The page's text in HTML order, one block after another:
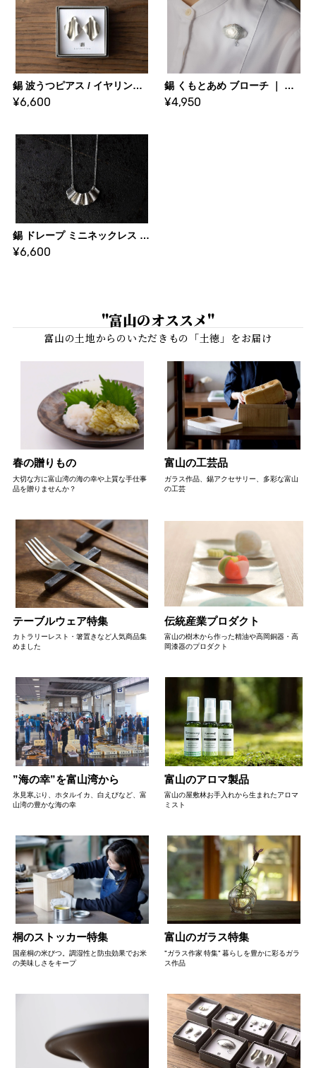
錫 波うつピアス / イヤリング ｜ 大寺幸八郎商店・KOHACHIRO 博選堂
¥6,600
錫 くもとあめ ブローチ ｜ 大寺幸八郎商店・KOHACHIRO 博選堂
¥4,950
錫 ドレープ ミニネックレス ｜ 大寺幸八郎商店・KOHACHIRO 博選堂
¥6,600
"富山のオススメ"
春の贈りもの
大切な方に富山湾の海の幸や上質な手仕事
品を贈りませんか？
富山の工芸品
ガラス作品、錫アクセサリー、多彩な富山
の工芸
テーブルウェア特集
カトラリーレスト・箸置きなど人気商品集
めました
伝統産業プロダクト
富山の樹木から作った精油や高岡銅器・高
岡漆器のプロダクト
”海の幸”を富山湾から
氷見寒ぶり、ホタルイカ、白えびなど、富
山湾の豊かな海の幸
富山のアロマ製品
富山の屋敷林お手入れから生まれたアロマ
ミスト
桐のストッカー特集
国産桐の米びつ。調湿性と防虫効果でお米
の美味しさをキープ
富山のガラス特集
"ガラス作家 特集" 暮らしを豊かに彩るガラ
ス作品